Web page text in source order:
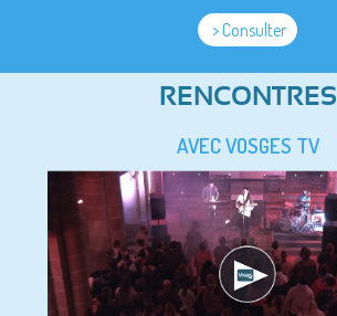
> Consulter
RENCONTRES
AVEC VOSGES TV